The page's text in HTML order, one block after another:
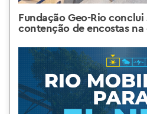
Fundação Geo-Rio conclui
contenção de encostas na